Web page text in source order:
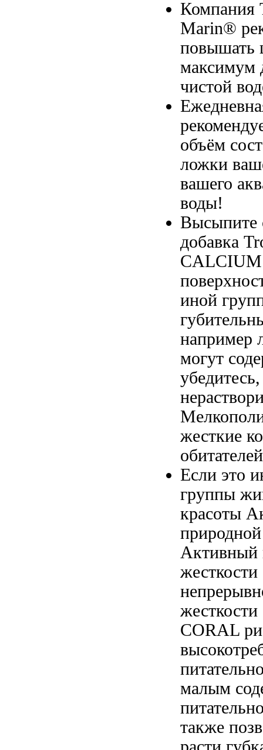
Компания
Marin®
повышать
максимум
чистой
объём
ложки
вашего
воды!
Высыпите
добавка
иной
например
могут
жесткие
Если это
группы
красоты
Активный
жесткости
жесткости
CORAL
малым
также